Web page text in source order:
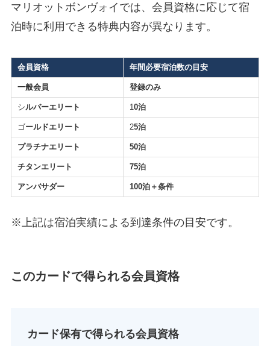
マリオットボンヴォイでは、会員資格に応じて宿
泊時に利用できる特典内容が異なります。
会員資格 年間必要宿泊数の目安
一般会員 登録のみ
シルバーエリート 10泊
ゴールドエリート 25泊
プラチナエリート 50泊
チタンエリート 75泊
アンバサダー 100泊＋条件
※上記は宿泊実績による到達条件の目安です。
このカードで得られる会員資格
カード保有で得られる会員資格